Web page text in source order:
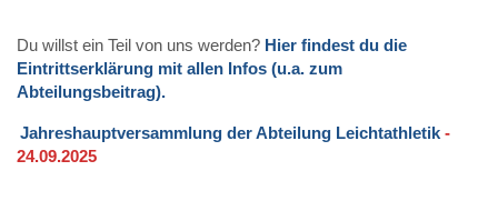
Du willst ein Teil von uns werden? Hier findest du die
Eintrittserklärung mit allen Infos (u.a. zum
Abteilungsbeitrag).
Jahreshauptversammlung der Abteilung Leichtathletik -
24.09.2025